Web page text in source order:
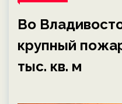
Во
крупный
тыс. кв. м